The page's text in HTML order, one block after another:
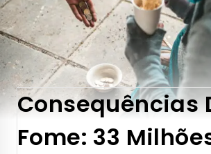
Consequências
Fome: 33